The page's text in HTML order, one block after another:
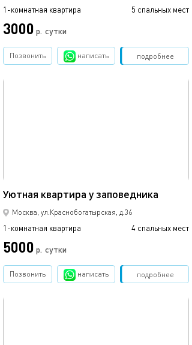
1-комнатная квартира 5 спальных мест
3000 р. сутки
подробнее
Позвонить написать Забронировать
Уютная квартира у заповедника
Москва, ул.Краснобогатырская, д.36
1-комнатная квартира 4 спальных мест
5000 р. сутки
подробнее
Позвонить написать Забронировать